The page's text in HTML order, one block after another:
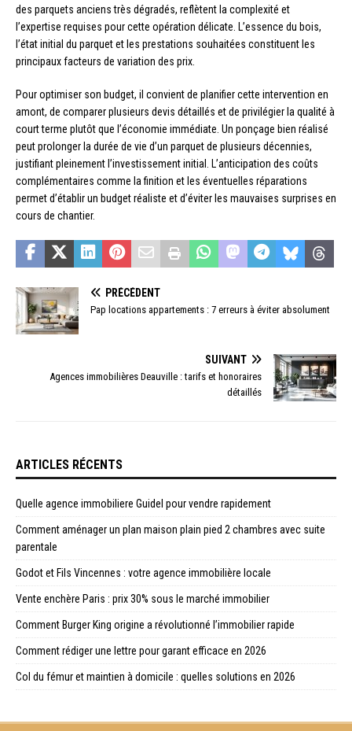
des parquets anciens très dégradés, reflètent la complexité et
l’expertise requises pour cette opération délicate. L’essence du bois,
l’état initial du parquet et les prestations souhaitées constituent les
principaux facteurs de variation des prix.
Pour optimiser son budget, il convient de planifier cette intervention en
amont, de comparer plusieurs devis détaillés et de privilégier la qualité à
court terme plutôt que l’économie immédiate. Un ponçage bien réalisé
peut prolonger la durée de vie d’un parquet de plusieurs décennies,
justifiant pleinement l’investissement initial. L’anticipation des coûts
complémentaires comme la finition et les éventuelles réparations
permet d’établir un budget réaliste et d’éviter les mauvaises surprises en
cours de chantier.
PRÉCÉDENT
Pap locations appartements : 7 erreurs à éviter absolument
SUIVANT
Agences immobilières Deauville : tarifs et honoraires
détaillés
ARTICLES RÉCENTS
Quelle agence immobiliere Guidel pour vendre rapidement
Comment aménager un plan maison plain pied 2 chambres avec suite
parentale
Godot et Fils Vincennes : votre agence immobilière locale
Vente enchère Paris : prix 30% sous le marché immobilier
Comment Burger King origine a révolutionné l’immobilier rapide
Comment rédiger une lettre pour garant efficace en 2026
Col du fémur et maintien à domicile : quelles solutions en 2026